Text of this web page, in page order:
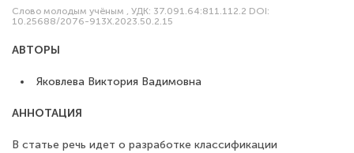
Слово молодым учёным , УДК: 37.091.64:811.112.2 DOI:
10.25688/2076-913X.2023.50.2.15
АВТОРЫ
Яковлева Виктория Вадимовна
АННОТАЦИЯ
В статье речь идет о разработке классификации